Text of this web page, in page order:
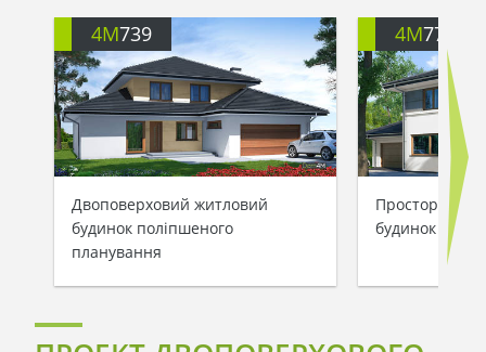
4M739
Двоповерховий житловий
будинок поліпшеного
планування
4M770
Просторий
будинок з